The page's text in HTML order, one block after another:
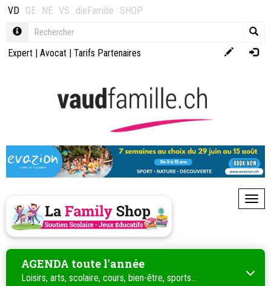
VD GE NE VS dieFamilie SHOP
Expert | Avocat | Tarifs Partenaires
AGENDA toute l'année
Loisirs, arts, scolaire, cours, bien-être, sports...